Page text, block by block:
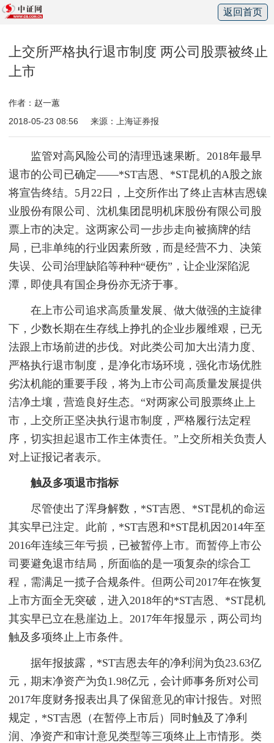
返回首页
上交所严格执行退市制度 两公司股票被终止
上市
作者：赵一蕙
2018-05-23 08:56
来源：上海证券报
监管对高风险公司的清理迅速果断。2018年最早
退市的公司已确定——*ST吉恩、*ST昆机的A股之旅
将宣告终结。5月22日，上交所作出了终止吉林吉恩镍
业股份有限公司、沈机集团昆明机床股份有限公司股
票上市的决定。这两家公司一步步走向被摘牌的结
局，已非单纯的行业因素所致，而是经营不力、决策
失误、公司治理缺陷等种种“硬伤”，让企业深陷泥
潭，即使具有国企身份亦无济于事。
在上市公司追求高质量发展、做大做强的主旋律
下，少数长期在生存线上挣扎的企业步履维艰，已无
法跟上市场前进的步伐。对此类公司加大出清力度、
严格执行退市制度，是净化市场环境，强化市场优胜
劣汰机能的重要手段，将为上市公司高质量发展提供
洁净土壤，营造良好生态。“对两家公司股票终止上
市，上交所正坚决执行退市制度，严格履行法定程
序，切实担起退市工作主体责任。”上交所相关负责人
对上证报记者表示。
触及多项退市指标
尽管使出了浑身解数，*ST吉恩、*ST昆机的命运
其实早已注定。此前，*ST吉恩和*ST昆机因2014年至
2016年连续三年亏损，已被暂停上市。而暂停上市公
司要避免退市结局，所面临的是一项复杂的综合工
程，需满足一揽子合规条件。但两公司2017年在恢复
上市方面全无突破，进入2018年的*ST吉恩、*ST昆机
其实早已立在悬崖边上。2017年年报显示，两公司均
触及多项终止上市条件。
据年报披露，*ST吉恩去年的净利润为负23.63亿
元，期末净资产为负1.98亿元，会计师事务所对公司
2017年度财务报表出具了保留意见的审计报告。对照
规定，*ST吉恩（在暂停上市后）同时触及了净利
润、净资产和审计意见类型等三项终止上市情形。类